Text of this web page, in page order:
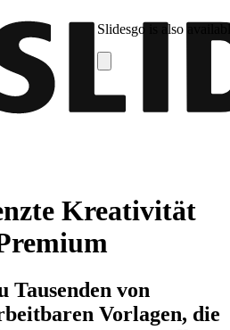
Slidesgo is also
Kreativität
Tausenden von
Vorlagen, die